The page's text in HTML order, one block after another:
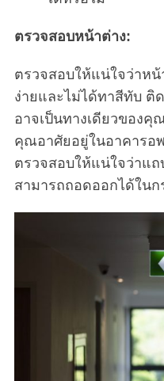
ตรวจสอบหน้าต่าง:
ตรวจสอบให้แน่ใจว่าห
ง่ายและไม่ได้ทาสีทับ ติ
อาจเป็นทางเดียวของ
คุณอาศัยอยู่ในอาคารอ
ตรวจสอบให้แน่ใจว่าแ
สามารถถอดออกได้ใน